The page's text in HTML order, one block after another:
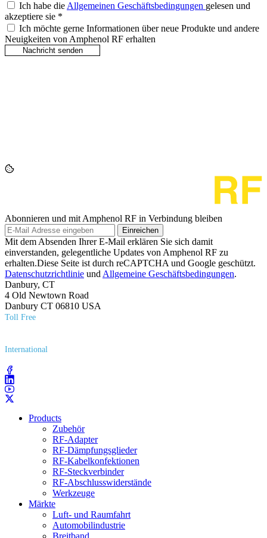
Ich habe dieAllgemeinen Geschäftsbedingungen gelesen und
akzeptiere sie *
Ich möchte gerne Informationen über neue Produkte und andere
Neuigkeiten von Amphenol RF erhalten
Abonnieren und mit Amphenol RF in Verbindung bleiben
Einreichen
Mit dem Absenden Ihrer E-Mail erklären Sie sich damit
einverstanden, gelegentliche Updates von Amphenol RF zu
erhalten.Diese Seite ist durch reCAPTCHA und Google geschützt.
Datenschutzrichtlinie und Allgemeine Geschäftsbedingungen.
Danbury, CT
4 Old Newtown Road
Danbury CT 06810 USA
Toll Free
International
Products
Zubehör
RF-Adapter
RF-Dämpfungsglieder
RF-Kabelkonfektionen
RF-Steckverbinder
RF-Abschlusswiderstände
Werkzeuge
Märkte
Luft- und Raumfahrt
Automobilindustrie